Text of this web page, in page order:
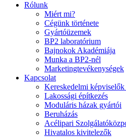
Rólunk
Miért mi?
Cégünk története
Gyártóüzemek
BP2 laboratórium
Bajnokok Akadémiája
Munka a BP2-nél
Marketingtevékenységek
Kapcsolat
Kereskedelmi
Lakossági építkezés
Moduláris házak gyártói
Beruházás
Acélipari
Hivatalos kivitelezők